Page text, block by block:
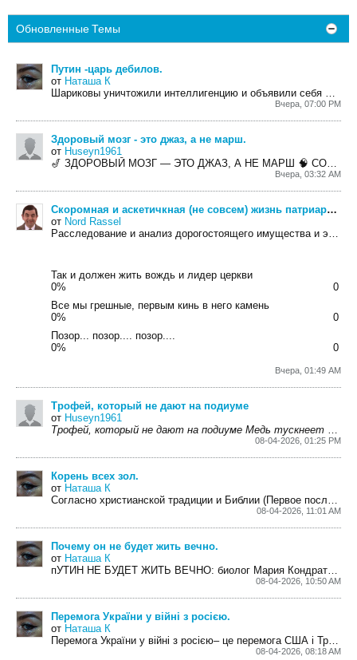
Обновленные Темы
Путин -царь дебилов.
от Наташа К
Шариковы уничтожили интеллигенцию и объявили себя Рюриковичами.Краткий курс по истории россии.
Вчера, 07:00 PM
Здоровый мозг - это джаз, а не марш.
от Huseyn1961
🎷 ЗДОРОВЫЙ МОЗГ — ЭТО ДЖАЗ, А НЕ МАРШ 🧠 СОБРАНЫ ВМЕСТЕ. СОБРАНЫ НЕ ТЕСНО.
Вчера, 03:32 AM
Скоромная и аскетичкная (не совсем) жизнь патриарха Кирила
от Nord Rassel
Расследование и анализ дорогостоящего имущества и элитного образа жизни главы...
Так и должен жить вождь и лидер церкви
0%
0
Все мы грешные, первым кинь в него камень
0%
0
Позор... позор.... позор....
0%
0
Вчера, 01:49 AM
Трофей, который не дают на подиуме
от Huseyn1961
Трофей, который не дают на подиуме Медь тускнеет в пыли,
08-04-2026, 01:25 PM
Корень всех зол.
от Наташа К
Согласно христианской традиции и Библии (Первое послание к Тимофею), корень всех зол — это
08-04-2026, 11:01 AM
Почему он не будет жить вечно.
от Наташа К
пУТИН НЕ БУДЕТ ЖИТЬ ВЕЧНО: биолог Мария Кондратова — о старении диктатора и пределах...
08-04-2026, 10:50 AM
Перемога України у війні з росією.
от Наташа К
Перемога України у війні з росією– це перемога США і Трампа.
08-04-2026, 08:18 AM